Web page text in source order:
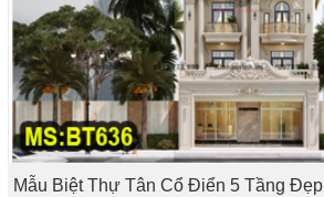
Mẫu Biệt Thự Tân Cổ Điển 5 Tầng Đẹp